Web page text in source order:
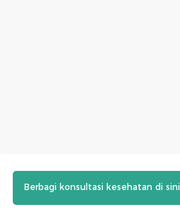
Berbagi konsultasi kesehatan di sini